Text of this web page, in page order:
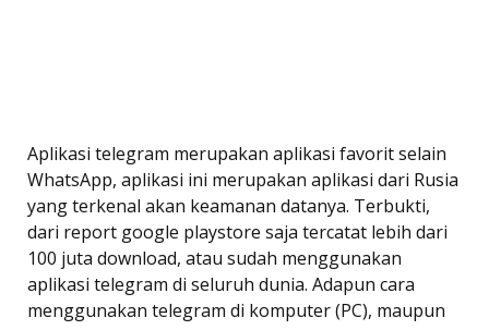
Aplikasi telegram merupakan aplikasi favorit selain
WhatsApp, aplikasi ini merupakan aplikasi dari Rusia
yang terkenal akan keamanan datanya. Terbukti,
dari report google playstore saja tercatat lebih dari
100 juta download, atau sudah menggunakan
aplikasi telegram di seluruh dunia. Adapun cara
menggunakan telegram di komputer (PC), maupun